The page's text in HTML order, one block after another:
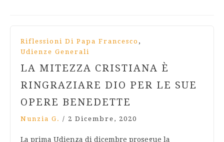
Riflessioni Di Papa Francesco ,
Udienze Generali
LA MITEZZA CRISTIANA È
RINGRAZIARE DIO PER LE SUE
OPERE BENEDETTE
Nunzia G. / 2 Dicembre, 2020
La prima Udienza di dicembre prosegue la